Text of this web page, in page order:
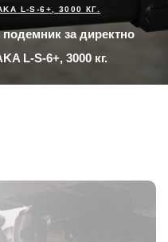
L-S-6+, 3000 КГ.
за директно
L-S-6+, 3000 кг.